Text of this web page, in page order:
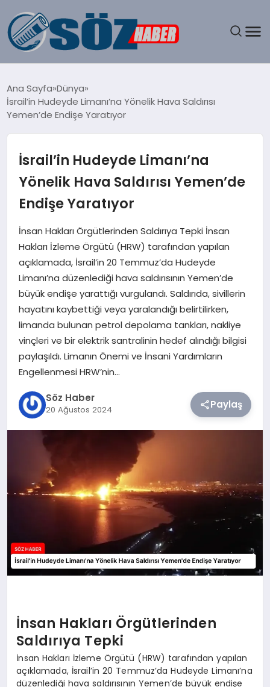
SPOR
EĞITIM
SAĞLIK
DÜNYA
TEKNOLOJI
SIYASET
YAŞAM
Ana Sayfa Dünya
İsrail’in Hudeyde Limanı’na Yönelik Hava Saldırısı
Yemen’de Endişe Yaratıyor
İsrail’in Hudeyde Limanı’na
Yönelik Hava Saldırısı Yemen’de
Endişe Yaratıyor
İnsan Hakları Örgütlerinden Saldırıya Tepki İnsan
Hakları İzleme Örgütü (HRW) tarafından yapılan
açıklamada, İsrail’in 20 Temmuz’da Hudeyde
Limanı’na düzenlediği hava saldırısının Yemen’de
büyük endişe yarattığı vurgulandı. Saldırıda, sivillerin
hayatını kaybettiği veya yaralandığı belirtilirken,
limanda bulunan petrol depolama tankları, nakliye
vinçleri ve bir elektrik santralinin hedef alındığı bilgisi
paylaşıldı. Limanın Önemi ve İnsani Yardımların
Engellenmesi HRW’nin…
Söz Haber
20 Ağustos 2024 Paylaş
İnsan Hakları Örgütlerinden
Saldırıya Tepki
İnsan Hakları İzleme Örgütü (HRW) tarafından yapılan
açıklamada, İsrail’in 20 Temmuz’da Hudeyde Limanı’na
düzenlediği hava saldırısının Yemen’de büyük endişe